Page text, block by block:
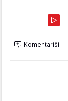
Komentariši